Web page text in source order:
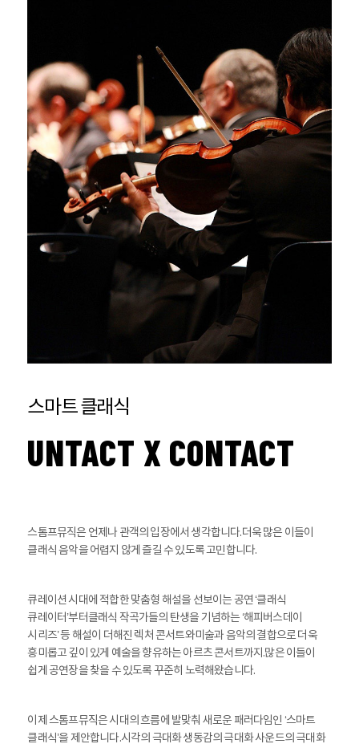
스마트 클래식
UNTACT X CONTACT
스톰프뮤직은 언제나 관객의 입장에서 생각합니다.더욱 많은 이들이
클래식 음악을 어렵지 않게 즐길 수 있도록 고민합니다.
큐레이션 시대에 적합한 맞춤형 해설을 선보이는 공연 ‘클래식
큐레이터’부터클래식 작곡가들의 탄생을 기념하는 ‘해피버스데이
시리즈’ 등 해설이 더해진 렉처 콘서트와미술과 음악의 결합으로 더욱
흥미롭고 깊이 있게 예술을 향유하는 아르츠 콘서트까지.많은 이들이
쉽게 공연장을 찾을 수 있도록 꾸준히 노력해왔습니다.
이제 스톰프뮤직은 시대의 흐름에 발맞춰 새로운 패러다임인 ‘스마트
클래식’을 제안합니다.시각의 극대화 생동감의 극대화 사운드의 극대화